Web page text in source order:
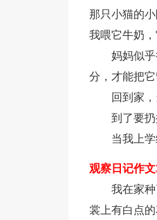
那只小猫的
我喂它牛奶，
妈妈似
分，才能把它
回到家
到了要
当我上
观察日记作文
我在家
裳上有白点